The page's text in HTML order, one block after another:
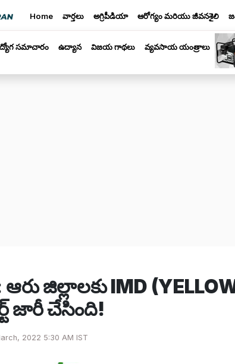
Home వార్తలు అగ్రిపీడియా ఆరోగ్యం మరియు జీవనశైలి
సమాచారం ఉద్యాన విజయ గాథలు వ్యవసాయ యంత్రాలు
జిల్లాలకు IMD
జారీ చేసింది!
2022 5:30 AM IST